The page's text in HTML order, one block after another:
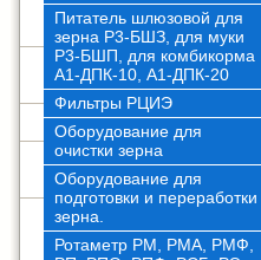
Питатель шлюзовой для
зерна Р3-БШЗ, для муки
Р3-БШП, для комбикорма
А1-ДПК-10, А1-ДПК-20
Фильтры РЦИЭ
Оборудование для
очистки зерна
Оборудование для
подготовки и переработки
зерна.
Ротаметр РМ, РМА, РМФ,